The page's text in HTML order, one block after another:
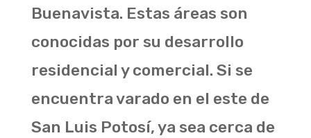
Buenavista. Estas áreas son
conocidas por su desarrollo
residencial y comercial. Si se
encuentra varado en el este de
San Luis Potosí, ya sea cerca de